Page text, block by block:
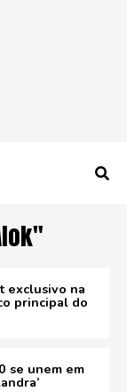
exclusivo na
principal do
se unem em